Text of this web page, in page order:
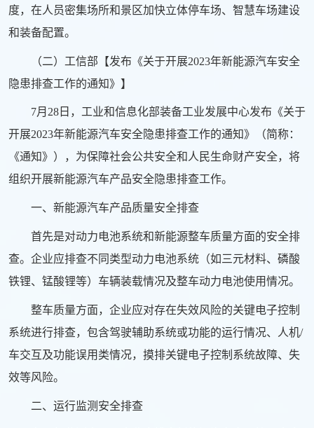
度，在人员密集场所和景区加快立体停车场、智慧车场建设
和装备配置。
（二）工信部【发布《关于开展2023年新能源汽车安全
隐患排查工作的通知》】
7月28日，工业和信息化部装备工业发展中心发布《关于
开展2023年新能源汽车安全隐患排查工作的通知》（简称：
《通知》），为保障社会公共安全和人民生命财产安全，将
组织开展新能源汽车产品安全隐患排查工作。
一、新能源汽车产品质量安全排查
首先是对动力电池系统和新能源整车质量方面的安全排
查。企业应排查不同类型动力电池系统（如三元材料、磷酸
铁锂、锰酸锂等）车辆装载情况及整车动力电池使用情况。
整车质量方面，企业应对存在失效风险的关键电子控制
系统进行排查，包含驾驶辅助系统或功能的运行情况、人机/
车交互及功能误用类情况，摸排关键电子控制系统故障、失
效等风险。
二、运行监测安全排查